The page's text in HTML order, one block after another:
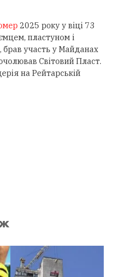
2025 року у віці 73
пластуном і
участь у Майданах
Світовий Пласт.
на Рейтарській